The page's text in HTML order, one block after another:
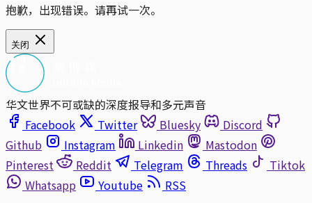
抱歉，出现错误。请再试一次。
关闭
华文世界不可或缺的深度报导和多元声音
Facebook
Twitter Bluesky
Discord
Github
Instagram Linkedin
Mastodon
Pinterest
Reddit Telegram Threads
Tiktok
Whatsapp
Youtube
RSS